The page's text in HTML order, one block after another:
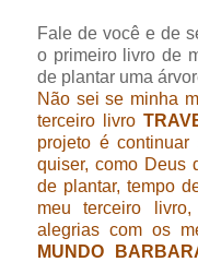
Fale de você e de
o primeiro livro de
de plantar uma
Não sei se minha
terceiro livro
projeto é
quiser, como Deus
de plantar, tempo
meu terceiro
alegrias com os
MUNDO